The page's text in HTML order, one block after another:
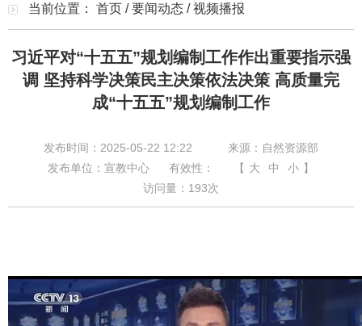
当前位置： 首页 /要闻动态 /视频播报
习近平对“十五五”规划编制工作作出重要指示强
调 坚持科学决策民主决策依法决策 高质量完
成“十五五”规划编制工作
发布时间：2025-05-22 12:22
来源：自然资源部
发布单位：宣教中心
有效性： 【 大 中 小 】
访问量： 193次